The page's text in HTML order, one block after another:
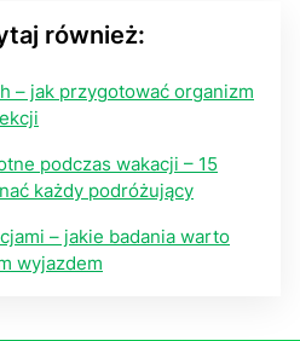
również:
– jak przygotować organizm
podczas wakacji – 15
każdy podróżujący
– jakie badania warto
wyjazdem